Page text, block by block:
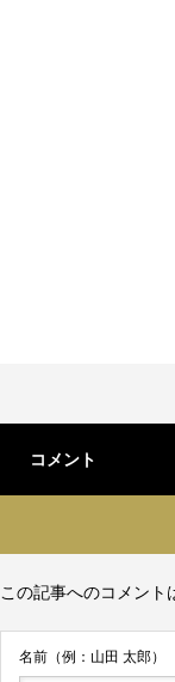
コメント
この記事へのコメント
名前（例：山田 太郎）